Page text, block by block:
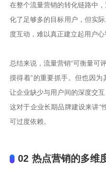
在整个流量营销的转化链路中
化了足够多的目标用户，但实
度互动，难以真正建立起用户
总结来说，流量营销“可衡量可
摸得着”的重要抓手。但也因为
让企业缺少与用户间的深度交
这对于企业长期品牌建设来讲“
可过度依赖。
02 热点营销的多维